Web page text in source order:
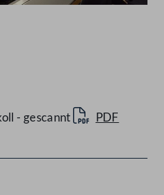
- gescannt PDF